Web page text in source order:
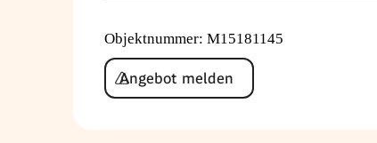
Objektnummer: M15181145
Angebot melden